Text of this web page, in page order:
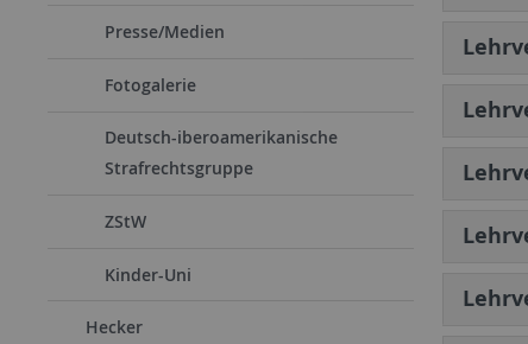
Presse/Medien
Fotogalerie
Deutsch-iberoamerikanische
Strafrechtsgruppe
ZStW
Kinder-Uni
Hecker